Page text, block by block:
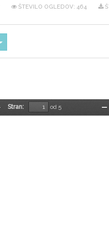
ŠTEVILO OGLEDOV: 464
Skrij/prikaži meni
Stran:
od 5